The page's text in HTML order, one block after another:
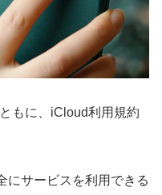
もに、iCloud利用規約
にサービスを利用できる